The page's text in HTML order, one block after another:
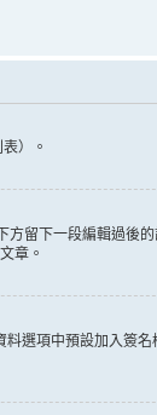
）。
留下一段編輯過後
章。
選項中預設加入簽